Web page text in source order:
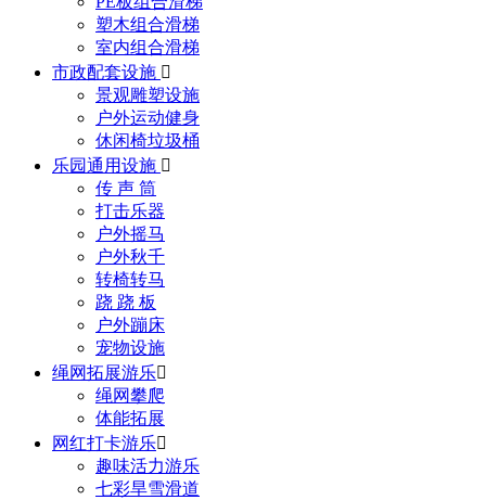
塑木组合滑梯
室内组合滑梯
市政配套设施 
景观雕塑设施
户外运动健身
休闲椅垃圾桶
乐园通用设施 
传 声 筒
打击乐器
户外摇马
户外秋千
转椅转马
跷 跷 板
户外蹦床
宠物设施
绳网拓展游乐
绳网攀爬
体能拓展
网红打卡游乐
趣味活力游乐
七彩旱雪滑道